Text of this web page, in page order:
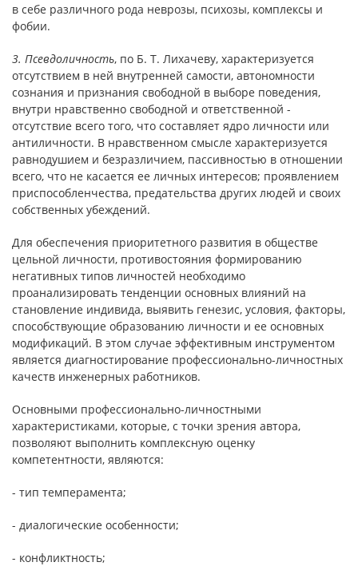
в себе различного рода неврозы, психозы, комплексы и
фобии.
3. Псевдоличность, по Б. Т. Лихачеву, характеризуется
отсутствием в ней внутренней самости, автономности
сознания и признания свободной в выборе поведения,
внутри нравственно свободной и ответственной -
отсутствие всего того, что составляет ядро личности или
антиличности. В нравственном смысле характеризуется
равнодушием и безразличием, пассивностью в отношении
всего, что не касается ее личных интересов; проявлением
приспособленчества, предательства других людей и своих
собственных убеждений.
Для обеспечения приоритетного развития в обществе
цельной личности, противостояния формированию
негативных типов личностей необходимо
проанализировать тенденции основных влияний на
становление индивида, выявить генезис, условия, факторы,
способствующие образованию личности и ее основных
модификаций. В этом случае эффективным инструментом
является диагностирование профессионально-личностных
качеств инженерных работников.
Основными профессионально-личностными
характеристиками, которые, с точки зрения автора,
позволяют выполнить комплексную оценку
компетентности, являются:
- тип темперамента;
- диалогические особенности;
- конфликтность;